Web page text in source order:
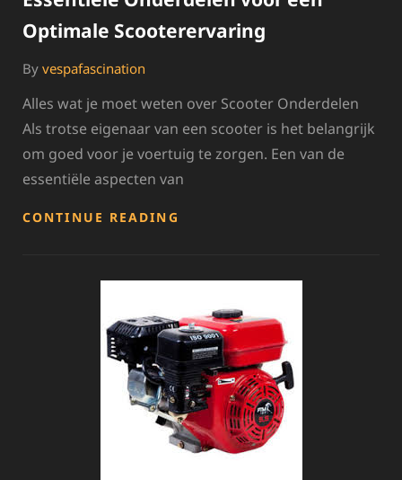
Optimale Scooterervaring
By vespafascination
Alles wat je moet weten over Scooter Onderdelen
Als trotse eigenaar van een scooter is het belangrijk
om goed voor je voertuig te zorgen. Een van de
essentiële aspecten van
CONTINUE READING
SCOOTERERVARING